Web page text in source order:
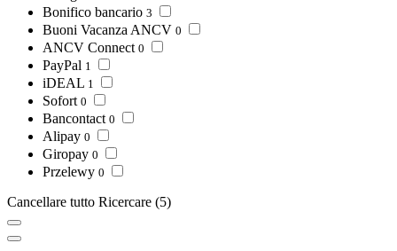
Bonifico bancario 3
Buoni Vacanza ANCV 0
ANCV Connect 0
PayPal 1
iDEAL 1
Sofort 0
Bancontact 0
Alipay 0
Giropay 0
Przelewy 0
Cancellare tutto Ricercare (5)